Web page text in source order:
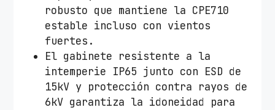
robusto que mantiene la CPE710
estable incluso con vientos
fuertes.
El gabinete resistente a la
intemperie IP65 junto con ESD de
15kV y protección contra rayos de
6kV garantiza la idoneidad para